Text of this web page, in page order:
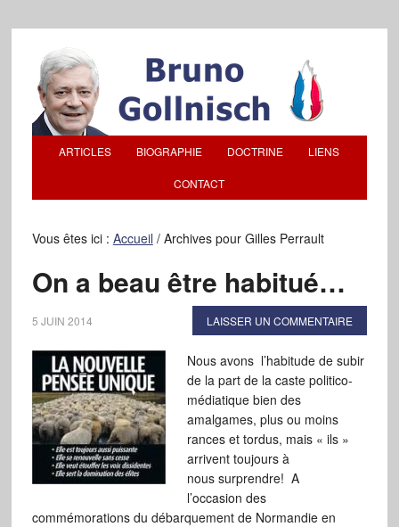
ARTICLES BIOGRAPHIE DOCTRINE LIENS
CONTACT
Vous êtes ici : Accueil /Archives pour Gilles Perrault
On a beau être habitué…
5 JUIN 2014 LAISSER UN COMMENTAIRE
Nous avons l’habitude de subir
de la part de la caste politico-
médiatique bien des
amalgames, plus ou moins
rances et tordus, mais « ils »
arrivent toujours à
nous surprendre! A
l’occasion des
commémorations du débarquement de Normandie en